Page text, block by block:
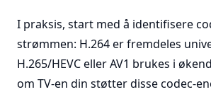
I praksis, start med å identifisere
strømmen: H.264 er fremdeles
H.265/HEVC eller AV1 brukes i
om TV-en din støtter disse codec-